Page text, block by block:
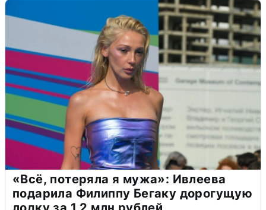
«Всё, потеряла я мужа»: Ивлеева
подарила Филиппу Бегаку дорогущую